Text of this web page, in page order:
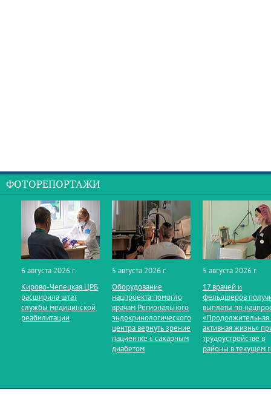
ФОТОРЕПОРТАЖИ
6 августа 2026 г.
Кирово‑Чепецкая ЦРБ
расширила штат
службы медицинской
реабилитации
5 августа 2026 г.
Оборудование
нацпроекта помогло
врачам Регионального
эндокринологического
центра вернуть зрение
пациентке с сахарным
диабетом
5 августа 2026 г.
17 врачей и
фельдшеров
выплаты по
«Продолжительная
активная жизнь»
трудоустройстве в
районы в текущем